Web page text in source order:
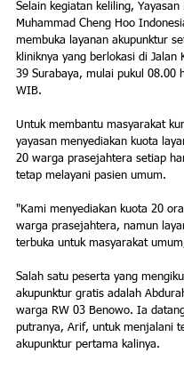
Selain kegiatan keliling, Yayasan
Muhammad Cheng Hoo
membuka layanan akupunktur
kliniknya yang berlokasi di Jalan
39 Surabaya, mulai pukul 08.00
WIB.
Untuk membantu masyarakat
yayasan menyediakan kuota
20 warga prasejahtera setiap
tetap melayani pasien umum.
"Kami menyediakan kuota 20
warga prasejahtera, namun
terbuka untuk masyarakat
Salah satu peserta yang
akupunktur gratis adalah
warga RW 03 Benowo. Ia
putranya, Arif, untuk menjalani
akupunktur pertama kalinya.